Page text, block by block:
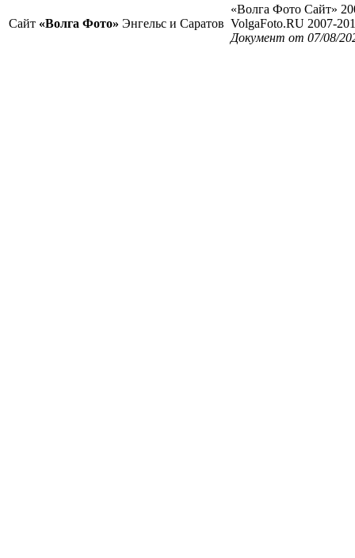
Сайт «Волга Фото» Энгельс и Саратов
«Волга Фото Сайт»
VolgaFoto.RU 2007-
Документ от 07/08/